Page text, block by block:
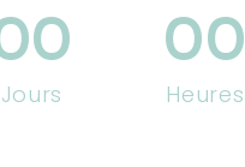
Jours
00
Heures